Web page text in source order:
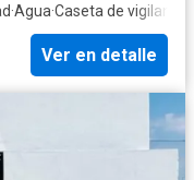
·Agua·Caseta de vigilancia
Ver en detalle